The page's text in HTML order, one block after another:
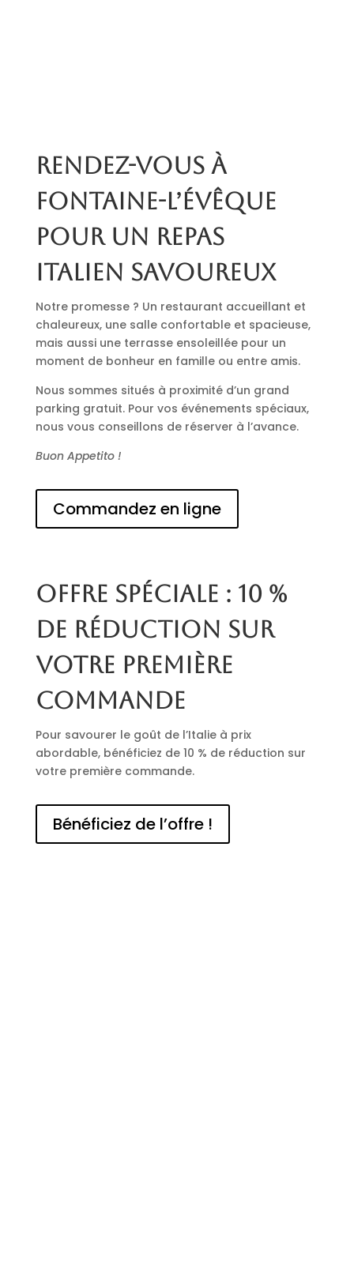
Rendez-vous à
Fontaine-l’Évêque
pour un repas
italien savoureux
Notre promesse ? Un restaurant accueillant et
chaleureux, une salle confortable et spacieuse,
mais aussi une terrasse ensoleillée pour un
moment de bonheur en famille ou entre amis.
Nous sommes situés à proximité d’un grand
parking gratuit. Pour vos événements spéciaux,
nous vous conseillons de réserver à l’avance.
Buon Appetito !
Commandez en ligne
Offre spéciale : 10 %
de réduction sur
votre première
commande
Pour savourer le goût de l’Italie à prix
abordable, bénéficiez de 10 % de réduction sur
votre première commande.
Bénéficiez de l’offre !